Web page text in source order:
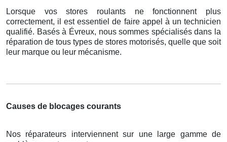
Lorsque vos stores roulants ne fonctionnent plus
correctement, il est essentiel de faire appel à un technicien
qualifié. Basés à Évreux, nous sommes spécialisés dans la
réparation de tous types de stores motorisés, quelle que soit
leur marque ou leur mécanisme.
Causes de blocages courants
Nos réparateurs interviennent sur une large gamme de